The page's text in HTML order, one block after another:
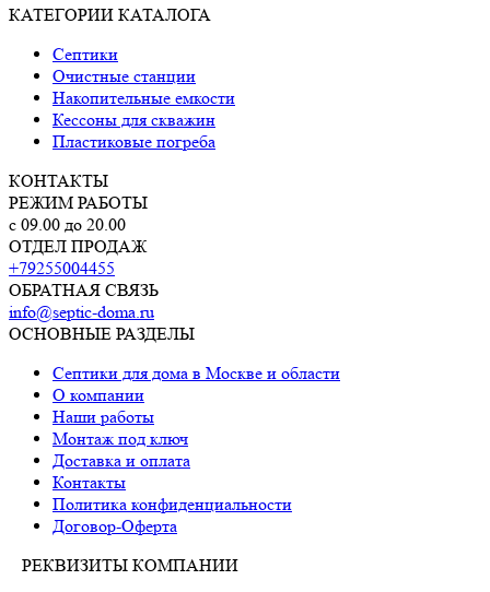
КАТЕГОРИИ КАТАЛОГА
Септики
Очистные станции
Накопительные емкости
Кессоны для скважин
Пластиковые погреба
КОНТАКТЫ
РЕЖИМ РАБОТЫ
с 09.00 до 20.00
ОТДЕЛ ПРОДАЖ
+79255004455
ОБРАТНАЯ СВЯЗЬ
info@septic-doma.ru
ОСНОВНЫЕ РАЗДЕЛЫ
Септики для дома в Москве и области
О компании
Наши работы
Монтаж под ключ
Доставка и оплата
Контакты
Политика конфиденциальности
Договор-Оферта
РЕКВИЗИТЫ КОМПАНИИ